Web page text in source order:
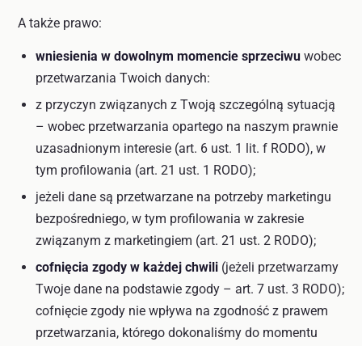
A także prawo:
wniesienia w dowolnym momencie sprzeciwu wobec
przetwarzania Twoich danych:
z przyczyn związanych z Twoją szczególną sytuacją
– wobec przetwarzania opartego na naszym prawnie
uzasadnionym interesie (art. 6 ust. 1 lit. f RODO), w
tym profilowania (art. 21 ust. 1 RODO);
jeżeli dane są przetwarzane na potrzeby marketingu
bezpośredniego, w tym profilowania w zakresie
związanym z marketingiem (art. 21 ust. 2 RODO);
cofnięcia zgody w każdej chwili (jeżeli przetwarzamy
Twoje dane na podstawie zgody – art. 7 ust. 3 RODO);
cofnięcie zgody nie wpływa na zgodność z prawem
przetwarzania, którego dokonaliśmy do momentu